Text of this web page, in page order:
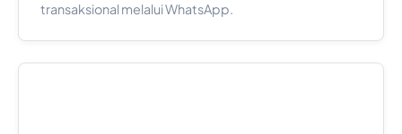
transaksional melalui WhatsApp.